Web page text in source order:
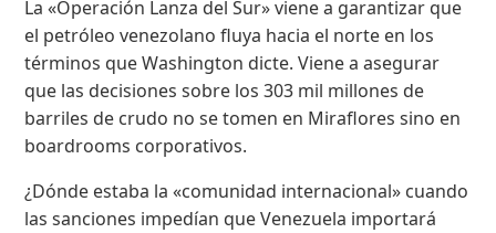
La «Operación Lanza del Sur» viene a garantizar que
el petróleo venezolano fluya hacia el norte en los
términos que Washington dicte. Viene a asegurar
que las decisiones sobre los 303 mil millones de
barriles de crudo no se tomen en Miraflores sino en
boardrooms corporativos.
¿Dónde estaba la «comunidad internacional» cuando
las sanciones impedían que Venezuela importará